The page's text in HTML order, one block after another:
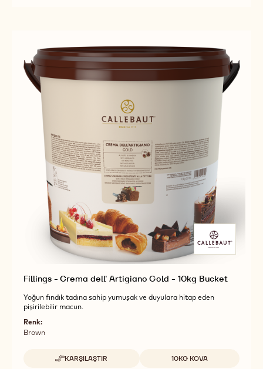
Fillings - Crema dell' Artigiano Gold - 10kg Bucket
Yoğun fındık tadına sahip yumuşak ve duyulara hitap eden
pişirilebilir macun.
Renk:
Brown
KARŞILAŞTIR
-
Uygun boyutlar
10KG KOVA